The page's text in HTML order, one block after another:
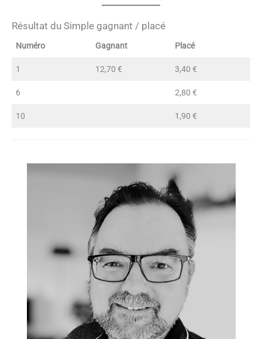
Résultat du Simple gagnant / placé
Numéro Gagnant Placé
1 12,70 € 3,40 €
6 2,80 €
10 1,90 €